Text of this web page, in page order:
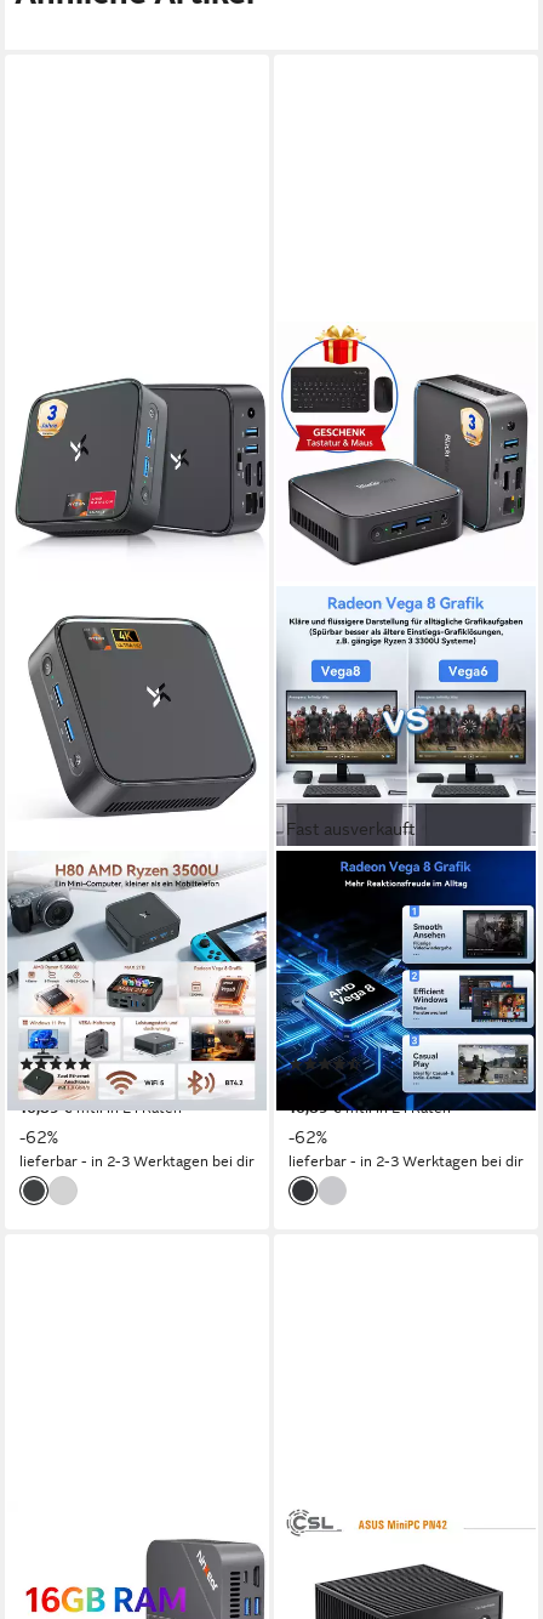
HUIDUN
H80 AMD Ryzen 5, W11-Pro
16GB RAM 512GB SSD für
Büro, Schule Mini-PC
AMD AMD Ryzen 5 3500U Prozessor
16 GB DDR4 Arbeitsspeicher
512 GB
Speicherkapazität
(4)
339,99 € UVP899,99 €
16,89 €mtl. in 24 Raten
-62%
lieferbar - in 2-3 Werktagen bei dir
Fast ausverkauft
BLACKVIEW
Neuer MP50 AMD Ryzen 5
3500U(4C/8T) 16GB RAM
512GB SSD Mini-PC
AMD AMD Ryzen 5 3500U Prozessor
16 GB DDR4 Arbeitsspeicher
512 GB Speicherkapazität
(15)
339,99 € UVP 899,99 €
16,89 €mtl. in 24 Raten
-62%
lieferbar - in 2-3 Werktagen bei dir